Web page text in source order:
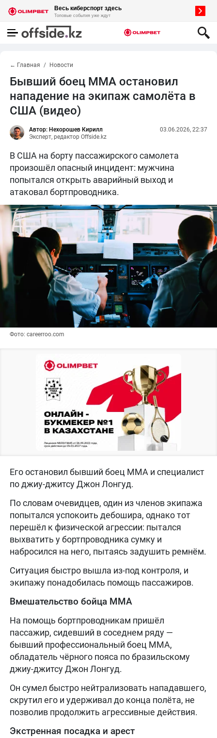
← Главная Новости
Бывший боец ММА остановил
нападение на экипаж самолёта в
США (видео)
Автор: Нехорошев Кирилл
Эксперт, редактор Offside.kz
03.06.2026, 22:37
В США на борту пассажирского самолета
произошёл опасный инцидент: мужчина
попытался открыть аварийный выход и
атаковал бортпроводника.
Фото: careerroo.com
Его остановил бывший боец ММА и специалист
по джиу-джитсу Джон Лонгуд.
По словам очевидцев, один из членов экипажа
попытался успокоить дебошира, однако тот
перешёл к физической агрессии: пытался
выхватить у бортпроводника сумку и
набросился на него, пытаясь задушить ремнём.
Ситуация быстро вышла из-под контроля, и
экипажу понадобилась помощь пассажиров.
Вмешательство бойца ММА
На помощь бортпроводникам пришёл
пассажир, сидевший в соседнем ряду —
бывший профессиональный боец ММА,
обладатель чёрного пояса по бразильскому
джиу-джитсу Джон Лонгуд.
Он сумел быстро нейтрализовать нападавшего,
скрутил его и удерживал до конца полёта, не
позволив продолжить агрессивные действия.
Экстренная посадка и арест